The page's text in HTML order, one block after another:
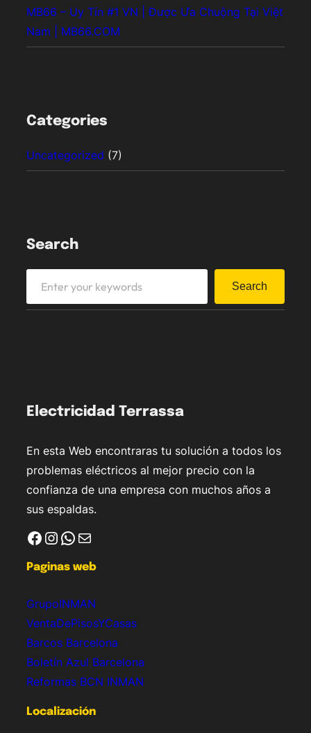
MB66 – Uy Tín #1 VN | Được Ưa Chuộng Tại Việt
Nam | MB66.COM
Categories
Uncategorized (7)
Search
Search
Electricidad Terrassa
En esta Web encontraras tu solución a todos los
problemas eléctricos al mejor precio con la
confianza de una empresa con muchos años a
sus espaldas.
Facebook Instagram WhatsApp Correo electrónico
Paginas web
GrupoINMAN
VentaDePisosYCasas
Barcos Barcelona
Boletín Azul Barcelona
Reformas BCN INMAN
Localización